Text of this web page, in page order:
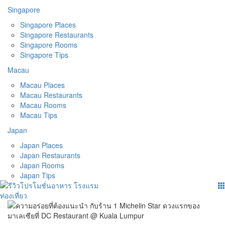
Singapore
Singapore Places
Singapore Restaurants
Singapore Rooms
Singapore Tips
Macau
Macau Places
Macau Restaurants
Macau Rooms
Macau Tips
Japan
Japan Places
Japan Restaurants
Japan Rooms
Japan Tips